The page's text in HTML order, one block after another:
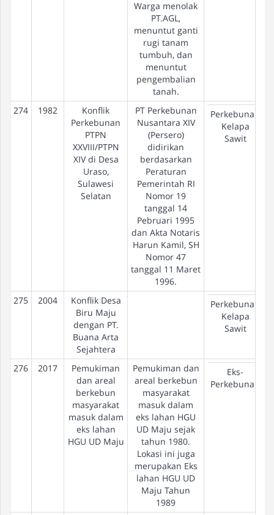
Warga menolak
PT.AGL,
menuntut ganti
rugi tanam
tumbuh, dan
menuntut
pengembalian
tanah.
274 1982
Konflik
Perkebunan
PTPN
XXVIII/PTPN
XIV di Desa
Uraso,
Sulawesi
Selatan
PT Perkebunan
Nusantara XIV
(Persero)
didirikan
berdasarkan
Peraturan
Pemerintah RI
Nomor 19
tanggal 14
Pebruari 1995
dan Akta Notaris
Harun Kamil, SH
Nomor 47
tanggal 11 Maret
1996.
Perkebunan
Kelapa
Sawit
275 2004
Konflik Desa
Biru Maju
dengan PT.
Buana Arta
Sejahtera
Perkebunan
Kelapa
Sawit
276 2017
Pemukiman
dan areal
berkebun
masyarakat
masuk dalam
eks lahan
HGU UD Maju
Pemukiman dan
areal berkebun
masyarakat
masuk dalam
eks lahan HGU
UD Maju sejak
tahun 1980.
Lokasi ini juga
merupakan Eks
lahan HGU UD
Maju Tahun
1989
Eks-
Perkebunan